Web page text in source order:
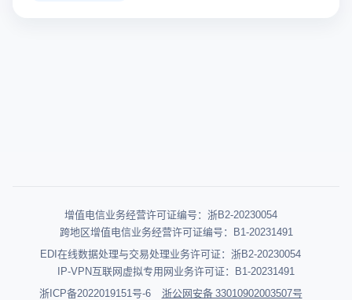
增值电信业务经营许可证编号：浙B2-20230054
跨地区增值电信业务经营许可证编号：B1-20231491
EDI在线数据处理与交易处理业务许可证：浙B2-20230054
IP-VPN互联网虚拟专用网业务许可证：B1-20231491
浙ICP备2022019151号-6
浙公网安备 33010902003507号